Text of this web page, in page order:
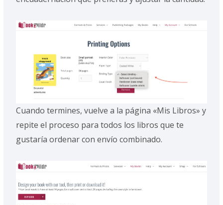
Cuando termines, vuelve a la página «Mis Libros» y
repite el proceso para todos los libros que te
gustaría ordenar con envío combinado.